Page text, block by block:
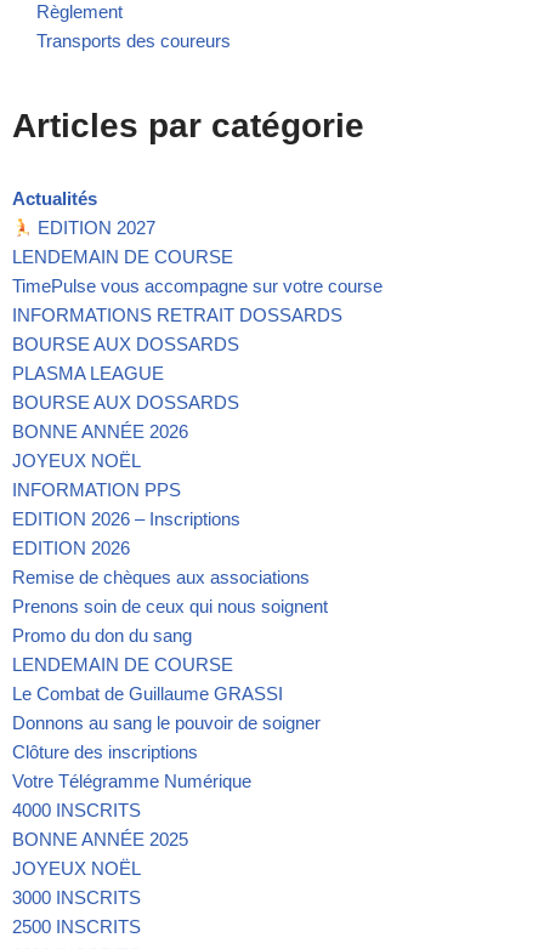
Règlement
Transports des coureurs
Articles par catégorie
Actualités
EDITION 2027
LENDEMAIN DE COURSE
TimePulse vous accompagne sur votre course
INFORMATIONS RETRAIT DOSSARDS
BOURSE AUX DOSSARDS
PLASMA LEAGUE
BOURSE AUX DOSSARDS
BONNE ANNÉE 2026
JOYEUX NOËL
INFORMATION PPS
EDITION 2026 – Inscriptions
EDITION 2026
Remise de chèques aux associations
Prenons soin de ceux qui nous soignent
Promo du don du sang
LENDEMAIN DE COURSE
Le Combat de Guillaume GRASSI
Donnons au sang le pouvoir de soigner
Clôture des inscriptions
Votre Télégramme Numérique
4000 INSCRITS
BONNE ANNÉE 2025
JOYEUX NOËL
3000 INSCRITS
2500 INSCRITS